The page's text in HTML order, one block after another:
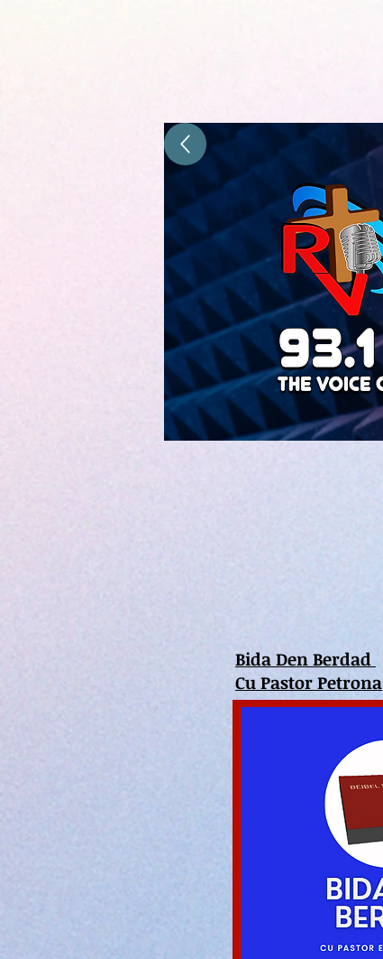
Bida Den Berdad
Cu Pastor Petrona